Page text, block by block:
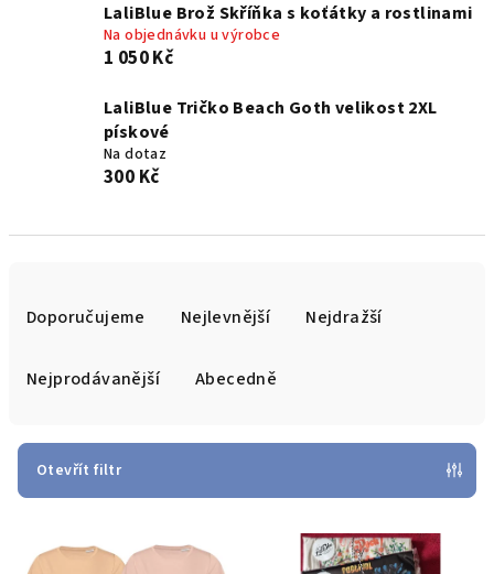
LaliBlue Brož Skříňka s koťátky a rostlinami
Na objednávku u výrobce
1 050 Kč
LaliBlue Tričko Beach Goth velikost 2XL
pískové
Na dotaz
300 Kč
r
Doporučujeme Nejlevnější Nejdražší
Nejprodávanější Abecedně
Otevřít filtr